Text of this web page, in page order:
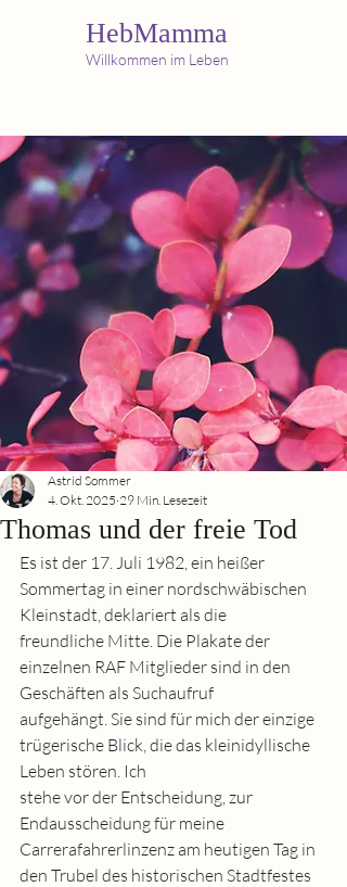
HebMamma
Willkommen im Leben
Thomas und der freie Tod
Astrid Sommer
4. Okt. 2025 29 Min. Lesezeit
Es ist der 17. Juli 1982, ein heißer
Sommertag in einer nordschwäbischen
Kleinstadt, deklariert als die
freundliche Mitte. Die Plakate der
einzelnen RAF Mitglieder sind in den
Geschäften als Suchaufruf
aufgehängt. Sie sind für mich der einzige
trügerische Blick, die das kleinidyllische
Leben stören. Ich
stehe vor der Entscheidung, zur
Endausscheidung für meine
Carrerafahrerlinzenz am heutigen Tag in
den Trubel des historischen Stadtfestes